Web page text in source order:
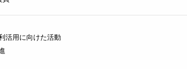
活用に向けた活動